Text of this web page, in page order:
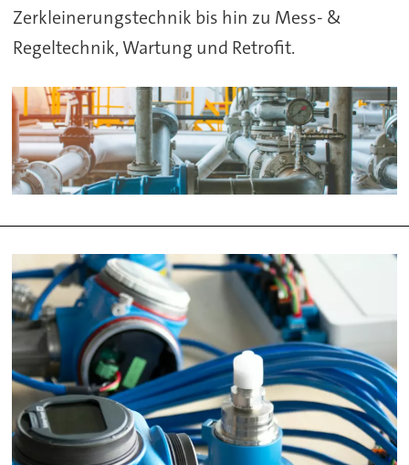
Zerkleinerungstechnik bis hin zu Mess- &
Regeltechnik, Wartung und Retrofit.